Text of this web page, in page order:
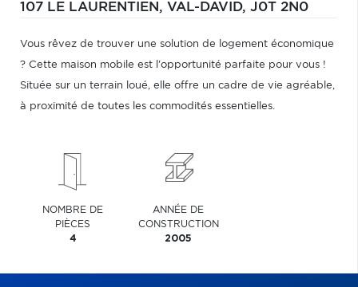
107 LE LAURENTIEN, VAL-DAVID, J0T 2N0
Vous rêvez de trouver une solution de logement économique
? Cette maison mobile est l'opportunité parfaite pour vous !
Située sur un terrain loué, elle offre un cadre de vie agréable,
à proximité de toutes les commodités essentielles.
NOMBRE DE
PIÈCES
4
ANNÉE DE
CONSTRUCTION
2005